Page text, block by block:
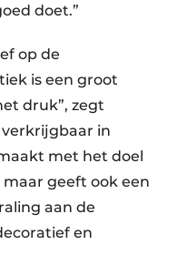
doet.”
op de
is een groot
druk”, zegt
verkrijgbaar in
met het doel
geeft ook een
aan de
en